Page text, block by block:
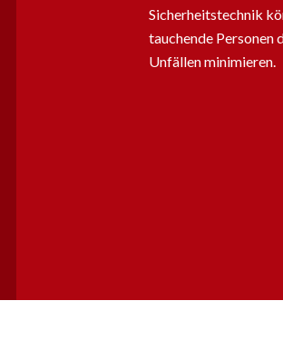
Sicherheitstechnik
tauchende Personen
Unfällen minimieren.